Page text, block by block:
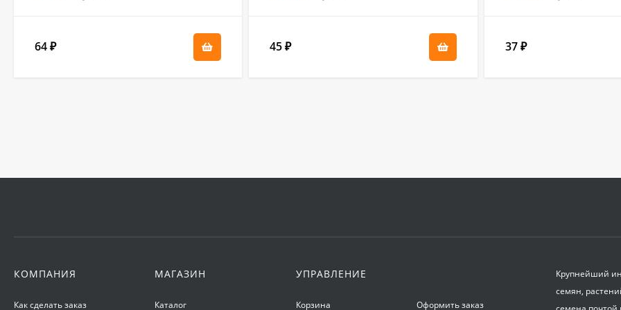
64 ₽ 45₽ 37 ₽
КОМПАНИЯ
Как сделать заказ
МАГАЗИН
Каталог
УПРАВЛЕНИЕ
Корзина Оформить заказ
Крупнейший
семян,